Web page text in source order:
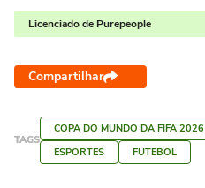
Licenciado de Purepeople
Compartilhar
TAGS
COPA DO MUNDO DA FIFA 2026
ESPORTES
FUTEBOL